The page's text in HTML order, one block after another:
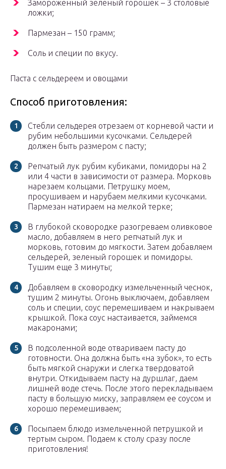
Замороженный зеленый горошек – 3 столовые
ложки;
Пармезан – 150 грамм;
Соль и специи по вкусу.
Паста с сельдереем и овощами
Способ приготовления:
Стебли сельдерея отрезаем от корневой части и
рубим небольшими кусочками. Сельдерей
должен быть размером с пасту;
Репчатый лук рубим кубиками, помидоры на 2
или 4 части в зависимости от размера. Морковь
нарезаем кольцами. Петрушку моем,
просушиваем и нарубаем мелкими кусочками.
Пармезан натираем на мелкой терке;
В глубокой сковородке разогреваем оливковое
масло, добавляем в него репчатый лук и
морковь, готовим до мягкости. Затем добавляем
сельдерей, зеленый горошек и помидоры.
Тушим еще 3 минуты;
Добавляем в сковородку измельченный чеснок,
тушим 2 минуты. Огонь выключаем, добавляем
соль и специи, соус перемешиваем и накрываем
крышкой. Пока соус настаивается, займемся
макаронами;
В подсоленной воде отвариваем пасту до
готовности. Она должна быть «на зубок», то есть
быть мягкой снаружи и слегка твердоватой
внутри. Откидываем пасту на дуршлаг, даем
лишней воде стечь. После этого перекладываем
пасту в большую миску, заправляем ее соусом и
хорошо перемешиваем;
Посыпаем блюдо измельченной петрушкой и
тертым сыром. Подаем к столу сразу после
приготовления!